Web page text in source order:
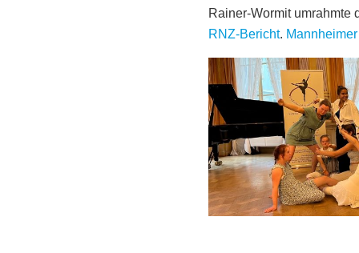
Rainer-Wormit umrahmte
RNZ-Bericht.